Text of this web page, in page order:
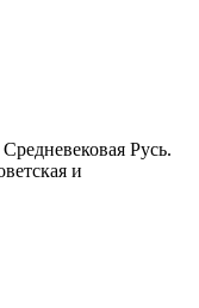
Средневековая Русь.
и